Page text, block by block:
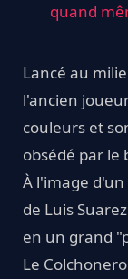
quand
Lancé au
l'ancien
couleurs et
obsédé par le
À l'image
de Luis
en un grand
Le